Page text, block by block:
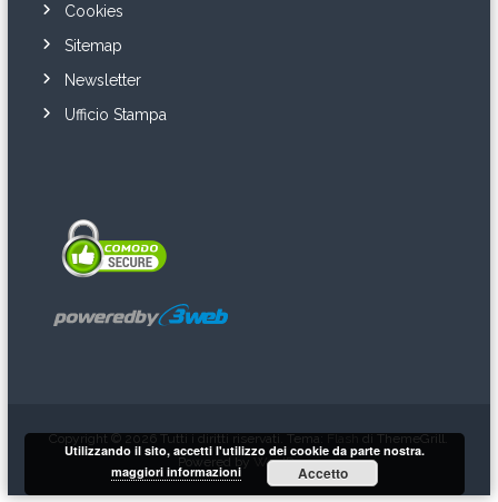
Cookies
Sitemap
Newsletter
Ufficio Stampa
Copyright © 2026Tutti i diritti riservati. Tema:Flashdi ThemeGrill.
Powered by
WordPress
Utilizzando il sito, accetti l'utilizzo dei cookie da parte nostra.
maggiori informazioni
Accetto